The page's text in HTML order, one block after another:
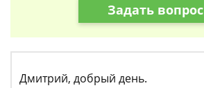
Задать вопрос
Дмитрий, добрый день.